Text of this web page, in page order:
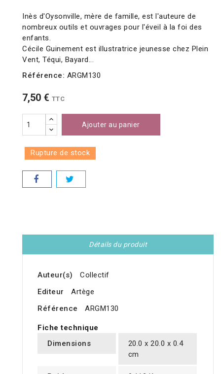
Inès d'Oysonville, mère de famille, est l'auteure de
nombreux outils et ouvrages pour l'éveil à la foi des
enfants.
Cécile Guinement est illustratrice jeunesse chez Plein
Vent, Téqui, Bayard...
Référence: ARGM130
7,50 € TTC
Ajouter au panier
Rupture de stock
Détails du produit
Auteur(s)
Collectif
Editeur
Artège
Référence
ARGM130
Fiche technique
Dimensions
20.0 x 20.0 x 0.4
cm